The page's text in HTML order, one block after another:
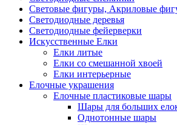
Световые фигуры, Акриловые
Светодиодные деревья
Светодиодные фейерверки
Искусственные Елки
Елки литые
Елки со смешанной хвоей
Елки интерьерные
Елочные украшения
Елочные пластиковые шары
Шары для больших
Однотонные шары